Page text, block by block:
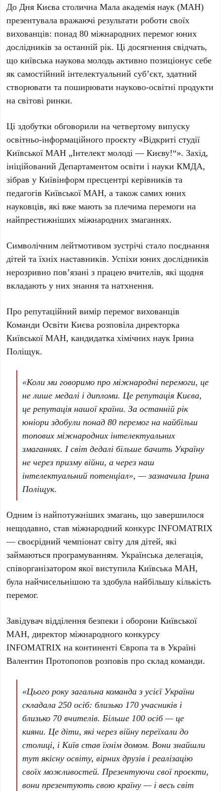
ДоДня Києва столична Мала академія наук (МАН)
презентувала вражаючі результати роботи своїх
вихованців:понад 80 міжнародних перемог юних
дослідників за останній рік. Ці досягнення свідчать,
що київська наукова молодь активно позиціонує себе
як самостійний інтелектуальний суб’єкт, здатний
створювати та поширювати науково-освітні продукти
на світові ринки.
Ці здобутки обговорили на четвертому випуску
освітньо-інформаційного проєкту «Відкриті студії
Київської МАН „Інтелект молоді — Києву!“». Захід,
ініційований Департаментом освіти і науки КМДА,
зібрав уКиївінформ пресцентрі керівників та
педагогів Київської МАН, а також самих юних
науковців, які вже мають за плечима перемоги на
найпрестижніших міжнародних змаганнях.
Символічним лейтмотивом зустрічі стало поєднання
дітей та їхніх наставників. Успіхи юних дослідників
нерозривно пов’язані з працею вчителів, які щодня
вкладають у них знання та натхнення.
Про репутаційний вимір перемог вихованців
Команди Освіти Києва розповіла директорка
Київської МАН, кандидатка хімічних наукІрина
Поліщук.
«Коли ми говоримо про міжнародні перемоги, це
не лише медалі і дипломи. Це репутація Києва,
це репутація нашої країни. За останній рік
юніори здобулипонад 80 перемог на найбільш
топових міжнародних інтелектуальних
змаганнях. І світ дедалі більше бачить Україну
не через призму війни, а через наш
інтелектуальний потенціал», — зазначилаІрина
Поліщук.
Одним із найпотужніших змагань, що завершилося
нещодавно, став міжнародний конкурсINFOMATRIX
— своєрідний чемпіонат світу для дітей, які
займаються програмуванням. Українська делегація,
співорганізатором якої виступила Київська МАН,
була найчисельнішою та здобула найбільшу кількість
перемог.
Завідувач відділення безпеки і оборони Київської
МАН, директор міжнародного конкурсу
INFOMATRIX на континенті Європа та в Україні
Валентин Протопопов розповів про склад команди.
«Цього року загальна команда з усієї України
складала250 осіб: близько170 учасників і
близько 70 вчителів. Більше100 осіб— це
кияни. Це діти, які через війну переїхали до
столиці, і Київ став їхнім домом. Вони знайшли
тут якісну освіту, вірних друзів і реалізацію
своїх можливостей. Презентуючи свої проєкти,
вони презентують свою країну — і весь світ